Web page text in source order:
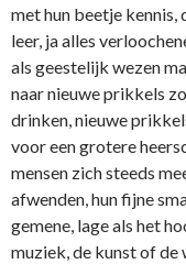
met hun beetje
leer, ja alles
als geestelijk wezen
naar nieuwe prikkels
drinken, nieuwe
voor een grotere
mensen zich steeds
afwenden, hun fijne
gemene, lage als het
muziek, de kunst of de